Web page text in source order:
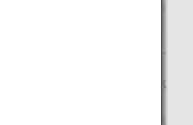
の気持ちをもって普段から生活する
こそ、ごみ問題は慢性化していると
れ物で清掃員が怪我をしないよう丁
食べ物に感謝する謙虚な気持ちな
を持つことが、結果としてごみを減
可能な社会へつながるのです。
ひとりがリスペクトの気持ちを普段